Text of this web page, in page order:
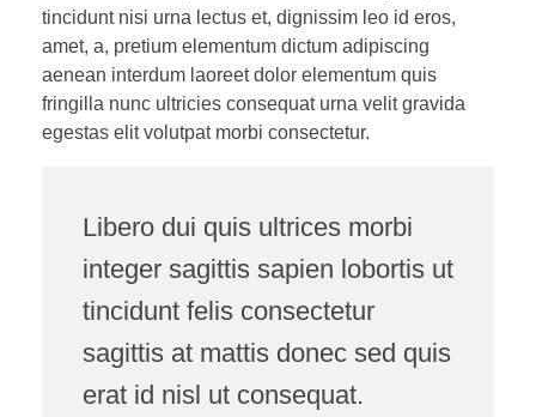
tincidunt nisi urna lectus et, dignissim leo id eros,
amet, a, pretium elementum dictum adipiscing
aenean interdum laoreet dolor elementum quis
fringilla nunc ultricies consequat urna velit gravida
egestas elit volutpat morbi consectetur.
Libero dui quis ultrices morbi
integer sagittis sapien lobortis ut
tincidunt felis consectetur
sagittis at mattis donec sed quis
erat id nisl ut consequat.